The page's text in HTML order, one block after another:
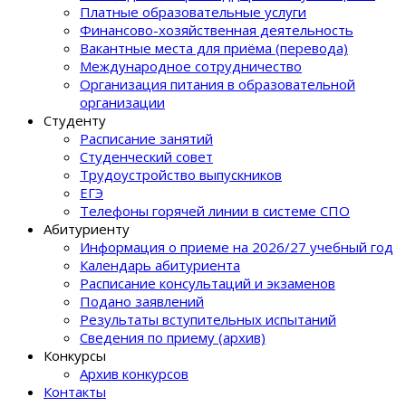
Платные образовательные услуги
Финансово-хозяйственная деятельность
Вакантные места для приёма (перевода)
Международное сотрудничество
Организация питания в образовательной
организации
Студенту
Расписание занятий
Студенческий совет
Трудоустройство выпускников
ЕГЭ
Телефоны горячей линии в системе СПО
Абитуриенту
Информация о приеме на 2026/27 учебный год
Календарь абитуриента
Расписание консультаций и экзаменов
Подано заявлений
Результаты вступительных испытаний
Сведения по приему (архив)
Конкурсы
Архив конкурсов
Контакты